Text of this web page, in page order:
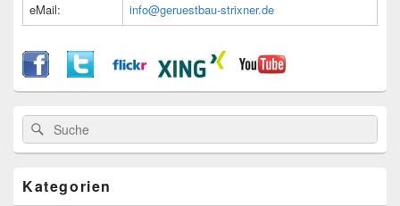
eMail:
info@geruestbau-strixner.de
Suche
nach:
Suche
Kategorien